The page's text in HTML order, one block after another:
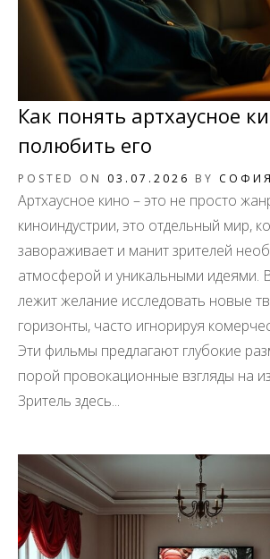
Как понять артхаусное
полюбить его
POSTED ON 03.07.2026 BY
Артхаусное кино – это не просто
киноиндустрии, это отдельный мир,
завораживает и манит зрителей
атмосферой и уникальными идеями.
лежит желание исследовать новые
горизонты, часто игнорируя
Эти фильмы предлагают глубокие
порой провокационные взгляды на
Зритель здесь...